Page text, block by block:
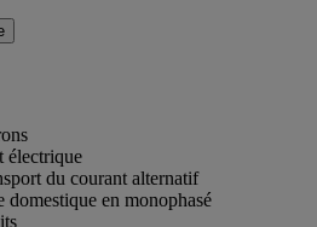
électrique
du courant alternatif
domestique en monophasé